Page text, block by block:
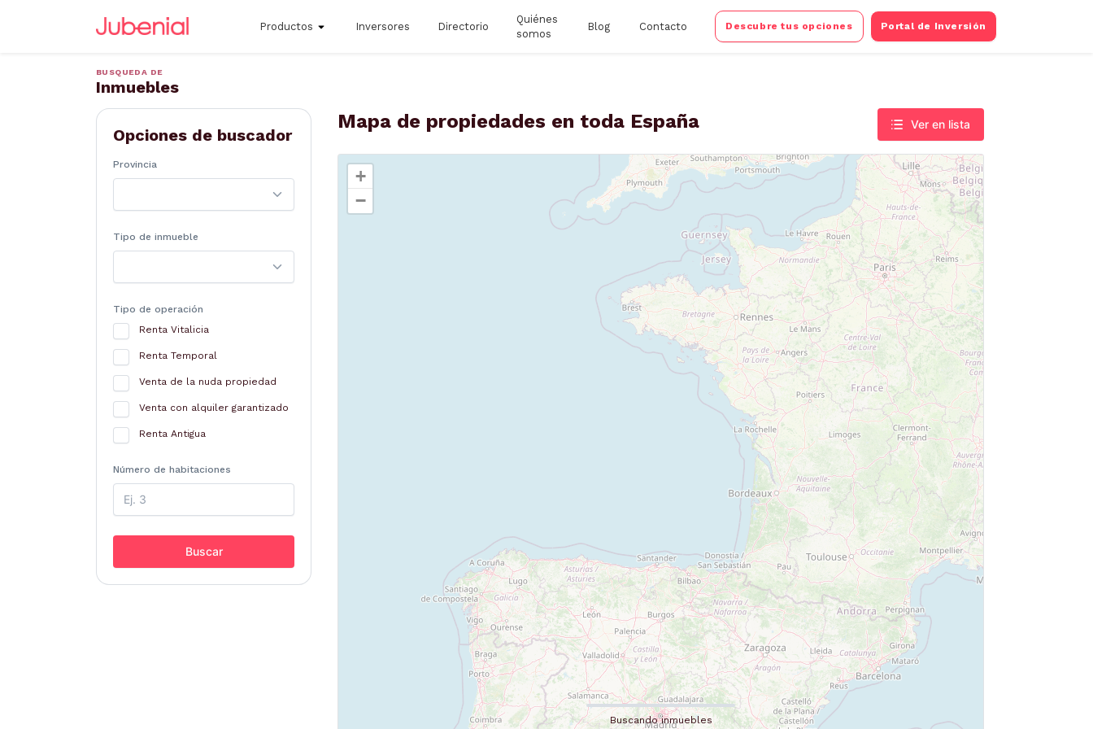
Productos Inversores Directorio
Quiénes
somos
Blog Contacto Descubre tus opciones Portal de Inversión
BUSQUEDA DE
Inmuebles
Opciones de buscador
Provincia
Tipo de inmueble
Tipo de operación
Renta Vitalicia
Renta Temporal
Venta de la nuda propiedad
Venta con alquiler garantizado
Renta Antigua
Número de habitaciones
Buscar
Mapa de propiedades en toda España Ver en lista
+
−
Buscando inmuebles